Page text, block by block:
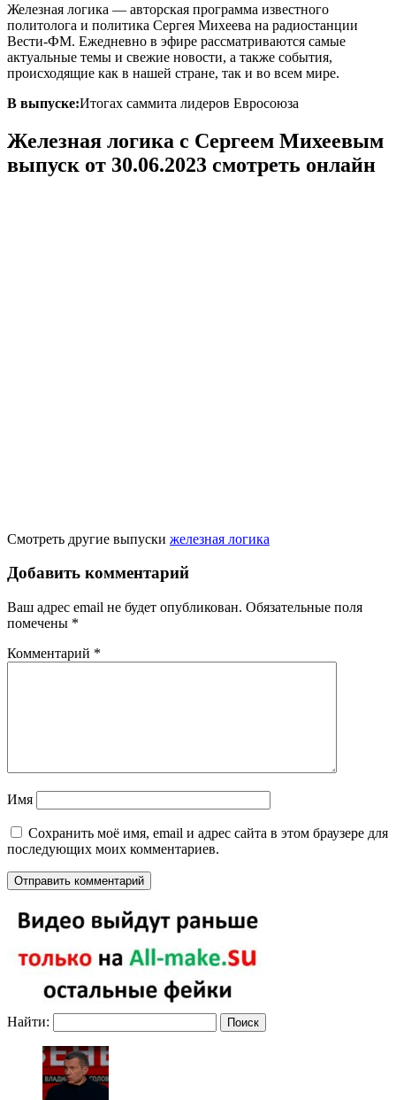
Железная логика — авторская программа известного
политолога и политика Сергея Михеева на радиостанции
Вести-ФМ. Ежедневно в эфире рассматриваются самые
актуальные темы и свежие новости, а также события,
происходящие как в нашей стране, так и во всем мире.
В выпуске:Итогах саммита лидеров Евросоюза
Железная логика с Сергеем Михеевым
выпуск от 30.06.2023 смотреть онлайн
Смотреть другие выпуски железная логика
Добавить комментарий
Ваш адрес email не будет опубликован. Обязательные поля
помечены *
Комментарий *
Имя
Сохранить моё имя, email и адрес сайта в этом браузере для
последующих моих комментариев.
Найти: